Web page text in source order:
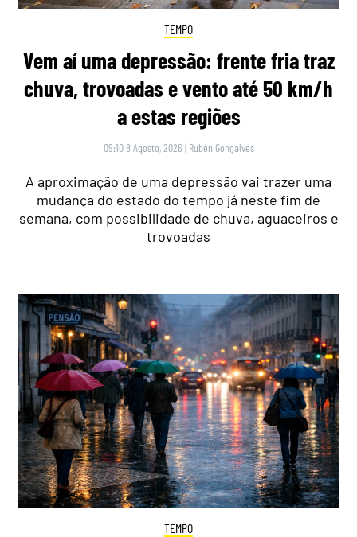
TEMPO
Vem aí uma depressão: frente fria traz
chuva, trovoadas e vento até 50 km/h
a estas regiões
09:10 8 Agosto, 2026 | Rubén Gonçalves
A aproximação de uma depressão vai trazer uma
mudança do estado do tempo já neste fim de
semana, com possibilidade de chuva, aguaceiros e
trovoadas
TEMPO